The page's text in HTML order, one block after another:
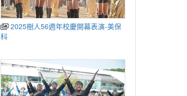
2025樹人56週年校慶開幕表演-美保
科